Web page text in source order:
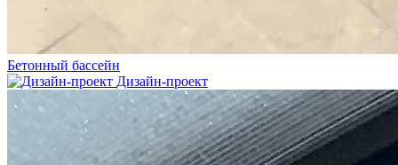
Бетонный бассейн
Дизайн-проект